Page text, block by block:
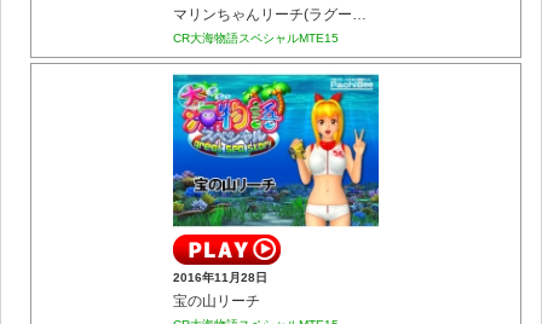
マリンちゃんリーチ(ラグーンステージ)
CR大海物語スペシャルMTE15
2016年11月28日
宝の山リーチ